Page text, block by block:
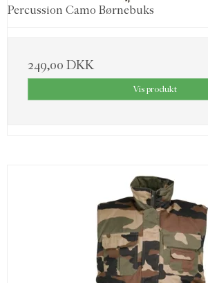
Percussion Camo Børnebuks
249,00 DKK
Vis produkt